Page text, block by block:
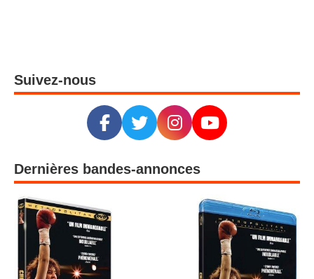
Suivez-nous
Dernières bandes-annonces